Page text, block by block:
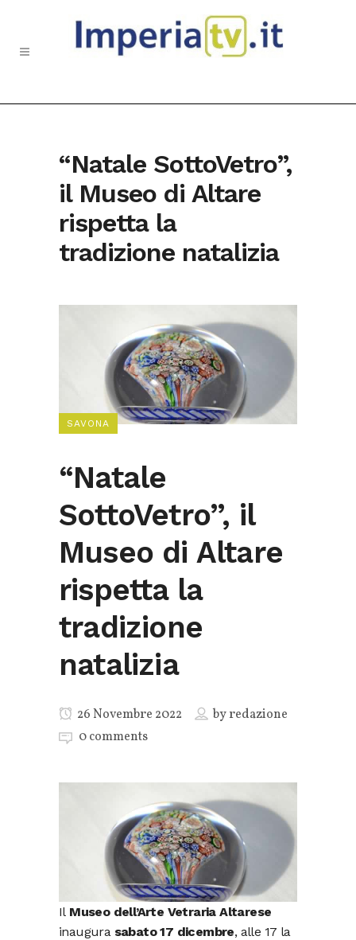
“Natale SottoVetro”,
il Museo di Altare
rispetta la
tradizione natalizia
SAVONA
“Natale
SottoVetro”, il
Museo di Altare
rispetta la
tradizione
natalizia
26 Novembre 2022 byredazione
0 comments
Il Museo dell’Arte Vetraria Altarese
inaugura sabato 17 dicembre, alle 17 la